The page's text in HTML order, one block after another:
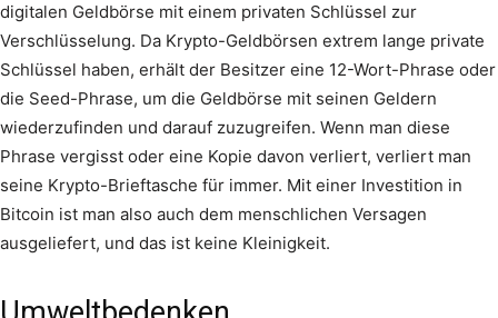
digitalen Geldbörse mit einem privaten Schlüssel zur
Verschlüsselung. Da Krypto-Geldbörsen extrem lange private
Schlüssel haben, erhält der Besitzer eine 12-Wort-Phrase oder
die Seed-Phrase, um die Geldbörse mit seinen Geldern
wiederzufinden und darauf zuzugreifen. Wenn man diese
Phrase vergisst oder eine Kopie davon verliert, verliert man
seine Krypto-Brieftasche für immer. Mit einer Investition in
Bitcoin ist man also auch dem menschlichen Versagen
ausgeliefert, und das ist keine Kleinigkeit.